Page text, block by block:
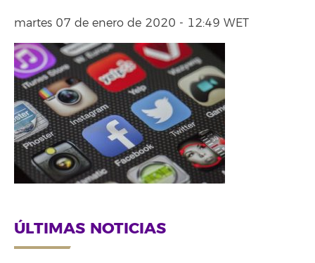
martes 07 de enero de 2020 - 12:49 WET
ÚLTIMAS NOTICIAS